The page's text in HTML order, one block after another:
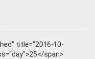
title="2016-10-
span>